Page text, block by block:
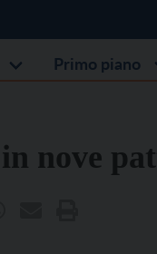
Primo piano
nove